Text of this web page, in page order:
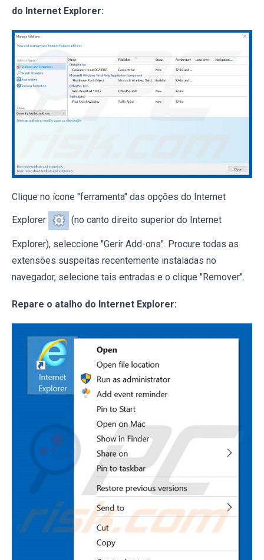
do Internet Explorer:
Clique no ícone "ferramenta" das opções do Internet
Explorer (no canto direito superior do Internet
Explorer), seleccione "Gerir Add-ons". Procure todas as
extensões suspeitas recentemente instaladas no
navegador, selecione tais entradas e o clique "Remover".
Repare o atalho do Internet Explorer: